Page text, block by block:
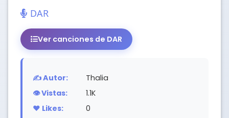
DAR
Ver canciones de DAR
✍️ Autor:
Thalia
👁️ Vistas:
1.1K
❤️ Likes:
0